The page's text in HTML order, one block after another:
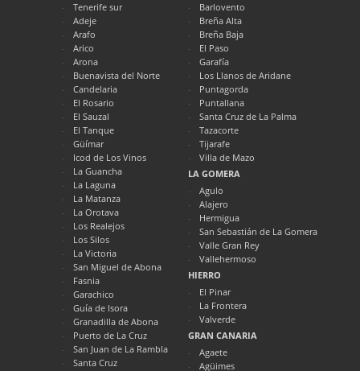
Tenerife sur
Adeje
Arafo
Arico
Arona
Buenavista del Norte
Candelaria
El Rosario
El Sauzal
El Tanque
Güímar
Icod de Los Vinos
La Guancha
La Laguna
La Matanza
La Orotava
Los Realejos
Los Silos
La Victoria
San Miguel de Abona
Fasnia
Garachico
Guía de Isora
Granadilla de Abona
Puerto de La Cruz
San Juan de La Rambla
Santa Cruz
Barlovento
Breña Alta
Breña Baja
El Paso
Garafía
Los Llanos de Aridane
Puntagorda
Puntallana
Santa Cruz de La Palma
Tazacorte
Tijarafe
Villa de Mazo
LA GOMERA
Agulo
Alajero
Hermigua
San Sebastián de La Gomera
Valle Gran Rey
Vallehermoso
HIERRO
El Pinar
La Frontera
Valverde
GRAN CANARIA
Agaete
Agüimes